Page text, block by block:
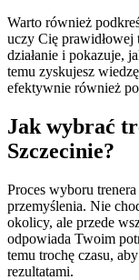
Warto również
uczy Cię
działanie i pokazuje,
temu zyskujesz
efektywnie również
Jak wybrać
Szczecinie?
Proces wyboru
przemyślenia. Nie
okolicy, ale przede
odpowiada Twoim
temu trochę czasu,
rezultatami.